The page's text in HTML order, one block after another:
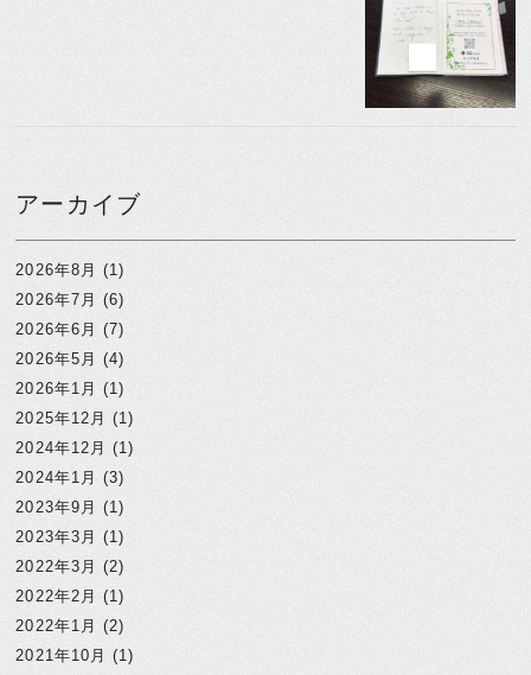
アーカイブ
2026年8月 (1)
2026年7月 (6)
2026年6月 (7)
2026年5月 (4)
2026年1月 (1)
2025年12月 (1)
2024年12月 (1)
2024年1月 (3)
2023年9月 (1)
2023年3月 (1)
2022年3月 (2)
2022年2月 (1)
2022年1月 (2)
2021年10月 (1)